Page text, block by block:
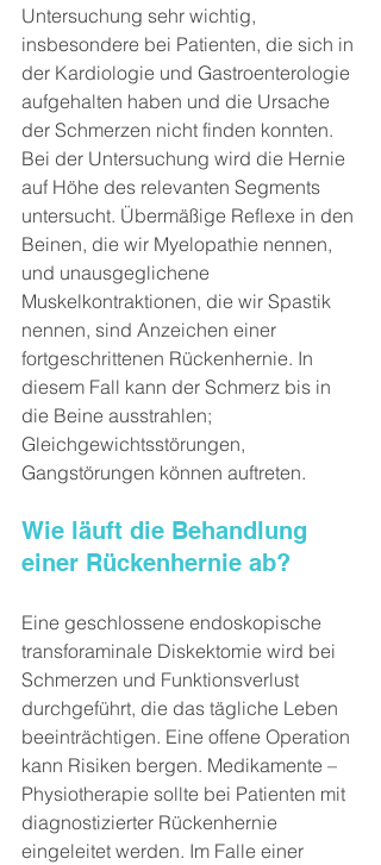
Untersuchung sehr wichtig,
insbesondere bei Patienten, die sich in
der Kardiologie und Gastroenterologie
aufgehalten haben und die Ursache
der Schmerzen nicht finden konnten.
Bei der Untersuchung wird die Hernie
auf Höhe des relevanten Segments
untersucht. Übermäßige Reflexe in den
Beinen, die wir Myelopathie nennen,
und unausgeglichene
Muskelkontraktionen, die wir Spastik
nennen, sind Anzeichen einer
fortgeschrittenen Rückenhernie. In
diesem Fall kann der Schmerz bis in
die Beine ausstrahlen;
Gleichgewichtsstörungen,
Gangstörungen können auftreten.
Wie läuft die Behandlung
einer Rückenhernie ab?
Eine geschlossene endoskopische
transforaminale Diskektomie wird bei
Schmerzen und Funktionsverlust
durchgeführt, die das tägliche Leben
beeinträchtigen. Eine offene Operation
kann Risiken bergen. Medikamente –
Physiotherapie sollte bei Patienten mit
diagnostizierter Rückenhernie
eingeleitet werden. Im Falle einer